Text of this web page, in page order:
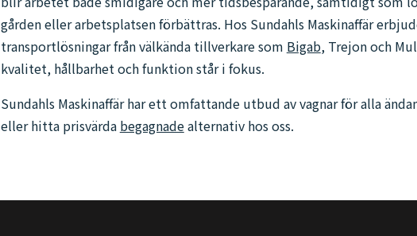
gården eller arbetsplatsen förbättras. Hos Sundahls Maskinaffär
transportlösningar från välkända tillverkare som Bigab, Trejon och
kvalitet, hållbarhet och funktion står i fokus.
Sundahls Maskinaffär har ett omfattande utbud av vagnar för alla
eller hitta prisvärda begagnadealternativ hos oss.